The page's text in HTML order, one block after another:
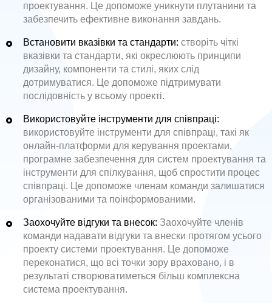
проектування. Це допоможе уникнути плутанини та
забезпечить ефективне виконання завдань.
Встановити вказівки та стандарти: створіть чіткі
вказівки та стандарти, які окреслюють принципи
дизайну, компоненти та стилі, яких слід
дотримуватися. Це допоможе підтримувати
послідовність у всьому проекті.
Використовуйте інструменти для співпраці:
використовуйте інструменти для співпраці, такі як
онлайн-платформи для керування проектами,
програмне забезпечення для систем проектування та
інструменти для спілкування, щоб спростити процес
співпраці. Це допоможе членам команди залишатися
організованими та поінформованими.
Заохочуйте відгуки та внесок: Заохочуйте членів
команди надавати відгуки та внески протягом усього
проекту системи проектування. Це допоможе
переконатися, що всі точки зору враховано, і в
результаті створюватиметься більш комплексна
система проектування.